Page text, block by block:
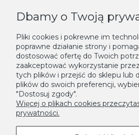
KONTAKT
NEWSLETTER
Podaj swój adres e-mail, jeżeli chcesz
nowościach i promocjach.
Dbamy o Twoją
Pliki cookies i pokrewne im
poprawne działanie strony i
dostosować ofertę do Twoich
zaakceptować wykorzystanie
tych plików i przejść do sklepu lub
plików do swoich preferencji,
"Dostosuj zgody".
Więcej o plikach cookies
prywatności.